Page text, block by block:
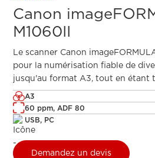
Canon
M1060II
Le scanner Canon
pour la numérisation fiable de
jusqu'au format A3, tout en étant
A3
60 ppm, ADF 80
USB, PC
Demandez un devis